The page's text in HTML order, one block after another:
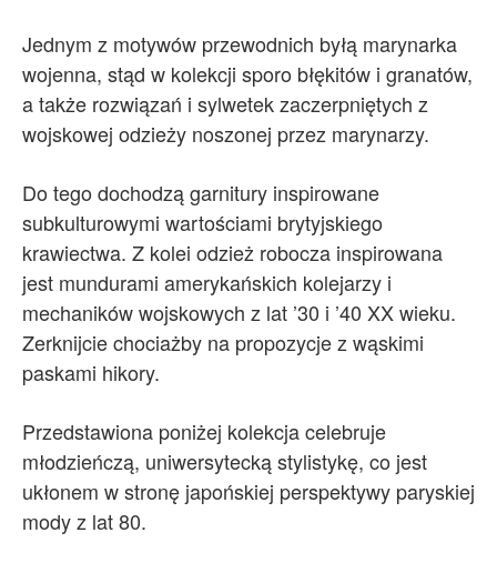
Jednym z motywów przewodnich byłą marynarka
wojenna, stąd w kolekcji sporo błękitów i granatów,
a także rozwiązań i sylwetek zaczerpniętych z
wojskowej odzieży noszonej przez marynarzy.
Do tego dochodzą garnitury inspirowane
subkulturowymi wartościami brytyjskiego
krawiectwa. Z kolei odzież robocza inspirowana
jest mundurami amerykańskich kolejarzy i
mechaników wojskowych z lat ’30 i ’40 XX wieku.
Zerknijcie chociażby na propozycje z wąskimi
paskami hikory.
Przedstawiona poniżej kolekcja celebruje
młodzieńczą, uniwersytecką stylistykę, co jest
ukłonem w stronę japońskiej perspektywy paryskiej
mody z lat 80.